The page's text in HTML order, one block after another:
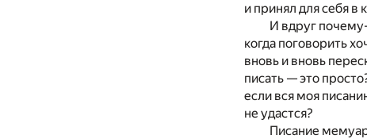
и принял для себя в
И вдруг
когда поговорить
вновь и вновь
писать — это
если вся моя
не удастся?
Писание